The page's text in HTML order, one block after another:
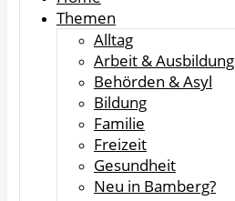
Themen
Alltag
Arbeit & Ausbildung
Behörden & Asyl
Bildung
Familie
Freizeit
Gesundheit
Neu in Bamberg?